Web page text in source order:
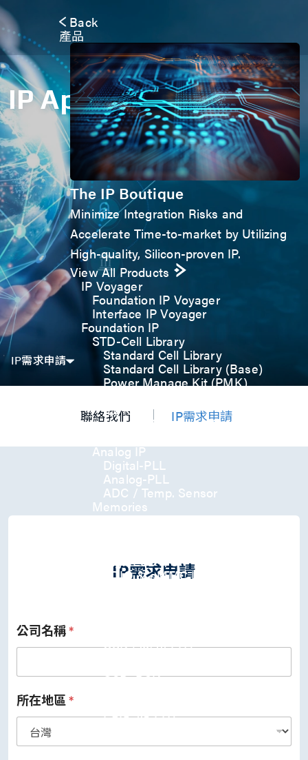
Back
產品
The IP Boutique
Minimize Integration Risks and
Accelerate Time-to-market by Utilizing
High-quality, Silicon-proven IP.
View All Products
IP Voyager
Foundation IP Voyager
Interface IP Voyager
Foundation IP
STD-Cell Library
Standard Cell Library
Standard Cell Library (Base)
Power Manage Kit (PMK)
(LPKT)
High Performance Kit (HPKT)
Analog IP
Digital-PLL
Analog-PLL
ADC / Temp. Sensor
Memories
Memory Compiler
High ESD I/O
SDIO & eMMC I/O
USB 2.0/1.1 PHY
USB_BCK
PCIe 4.0 PHY
IP Application Form
IP需求申請
聯絡我們 IP需求申請
IP需求申請
公司名稱*
所在地區*